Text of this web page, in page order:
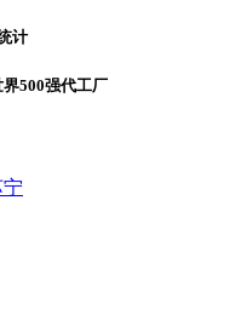
计
界500强代工厂
宁